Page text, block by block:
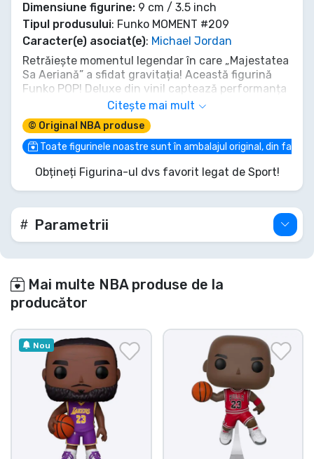
Dimensiune figurine: 9 cm / 3.5 inch
Tipul produsului: Funko MOMENT #209
Caracter(e) asociat(e): Michael Jordan
Retrăiește momentul legendar în care „Majestatea
Sa Aeriană” a sfidat gravitația! Această figurină
Funko POP! Deluxe din vinil captează performanța
emblematică a lui Michael Jordan din concursul
Slam Dunk din 1987, pentru colecția ta. Nu doar
privi istoria, deține o parte din ea! Perfect pentru
fanii Bulls și entuziaștii MJ. Ia-ți acum o felie de
glorie a parchetului!
Citește mai mult
© Original NBA produse
Toate figurinele noastre sunt în ambalajul original, din fabrică
Obțineți Figurina-ul dvs favorit legat de Sport!
Parametrii
Mai multe NBA produse de la
producător
Nou